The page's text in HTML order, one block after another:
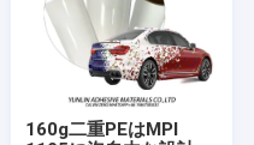
160g二重PEはMPI